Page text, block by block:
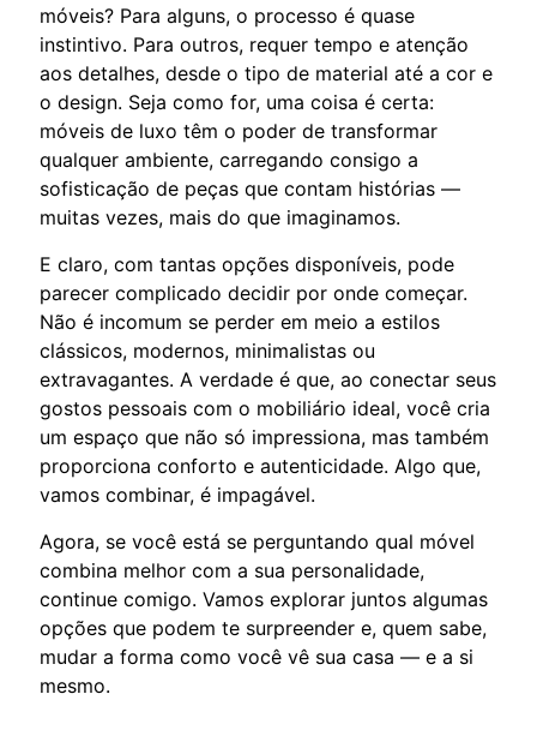
móveis? Para alguns, o processo é quase
instintivo. Para outros, requer tempo e atenção
aos detalhes, desde o tipo de material até a cor e
o design. Seja como for, uma coisa é certa:
móveis de luxo têm o poder de transformar
qualquer ambiente, carregando consigo a
sofisticação de peças que contam histórias —
muitas vezes, mais do que imaginamos.
E claro, com tantas opções disponíveis, pode
parecer complicado decidir por onde começar.
Não é incomum se perder em meio a estilos
clássicos, modernos, minimalistas ou
extravagantes. A verdade é que, ao conectar seus
gostos pessoais com o mobiliário ideal, você cria
um espaço que não só impressiona, mas também
proporciona conforto e autenticidade. Algo que,
vamos combinar, é impagável.
Agora, se você está se perguntando qual móvel
combina melhor com a sua personalidade,
continue comigo. Vamos explorar juntos algumas
opções que podem te surpreender e, quem sabe,
mudar a forma como você vê sua casa — e a si
mesmo.